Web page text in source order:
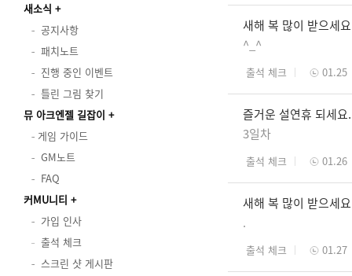
새소식
공지사항
패치노트
진행 중인 이벤트
틀린 그림 찾기
뮤 아크엔젤 길잡이
게임 가이드
GM노트
FAQ
커MU니티
가입 인사
출석 체크
스크린 샷 게시판
새해 복 많이 받으세
^_^
출석 체크 01.25
즐거운 설연휴 되세요.
3일차
출석 체크 01.26
새해 복 많이 받으세
.
출석 체크 01.27